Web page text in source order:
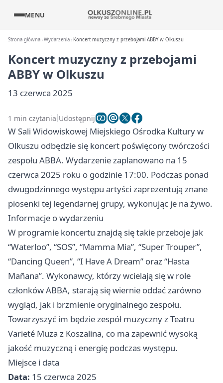
MENU
Strona główna Wydarzenia Koncert muzyczny z przebojami ABBY w Olkuszu
Koncert muzyczny z przebojami
ABBY w Olkuszu
13 czerwca 2025
1 min czytania Udostępnij
W Sali Widowiskowej Miejskiego Ośrodka Kultury w
Olkuszu odbędzie się koncert poświęcony twórczości
zespołu ABBA. Wydarzenie zaplanowano na 15
czerwca 2025 roku o godzinie 17:00. Podczas ponad
dwugodzinnego występu artyści zaprezentują znane
piosenki tej legendarnej grupy, wykonując je na żywo.
Informacje o wydarzeniu
W programie koncertu znajdą się takie przeboje jak
“Waterloo”, “SOS”, “Mamma Mia”, “Super Trouper”,
“Dancing Queen”, “I Have A Dream” oraz “Hasta
Mañana”. Wykonawcy, którzy wcielają się w role
członków ABBA, starają się wiernie oddać zarówno
wygląd, jak i brzmienie oryginalnego zespołu.
Towarzyszyć im będzie zespół muzyczny z Teatru
Varieté Muza z Koszalina, co ma zapewnić wysoką
jakość muzyczną i energię podczas występu.
Miejsce i data
Data: 15 czerwca 2025